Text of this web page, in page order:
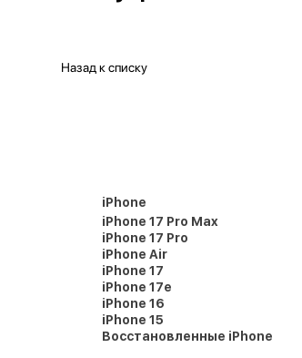
Назад к списку
iPhone
iPhone 17 Pro Max
iPhone 17 Pro
iPhone Air
iPhone 17
iPhone 17e
iPhone 16
iPhone 15
Восстановленные iPhone